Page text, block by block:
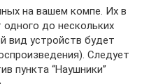
на вашем компе. Их в
до нескольких
вид устройств будет
Следует
пункта “Наушники”